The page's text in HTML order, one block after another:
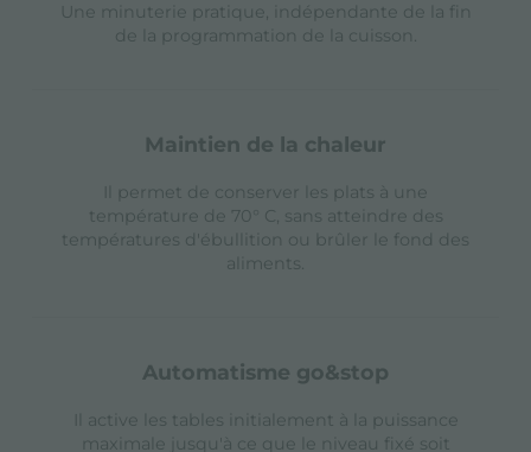
Une minuterie pratique, indépendante de la fin
de la programmation de la cuisson.
maintien de la chaleur
Il permet de conserver les plats à une
température de 70° C, sans atteindre des
températures d'ébullition ou brûler le fond des
aliments.
automatisme go&stop
Il active les tables initialement à la puissance
maximale jusqu'à ce que le niveau fixé soit